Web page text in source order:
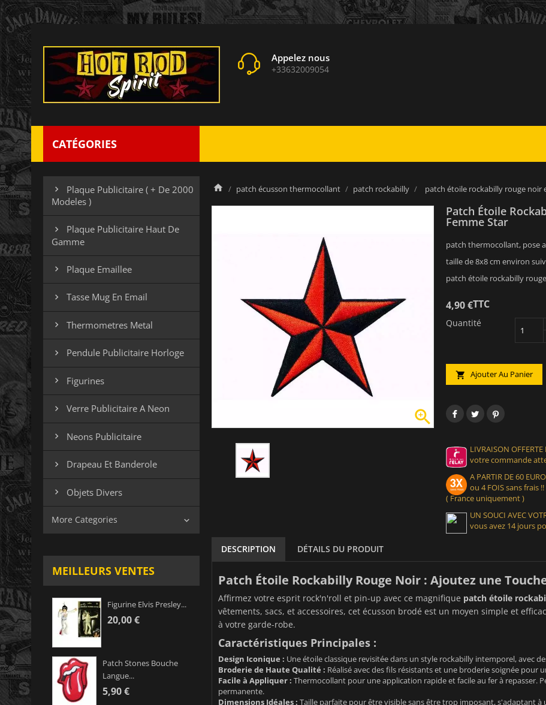
Appelez nous
+33632009054
CATÉGORIES

Plaque Publicitaire ( + De 2000
Modeles )

Plaque Publicitaire Haut De
Gamme
 Plaque Emaillee
 Tasse Mug En Email
 Thermometres Metal
 Pendule Publicitaire Horloge
 Figurines
 Verre Publicitaire A Neon
 Neons Publicitaire
 Drapeau Et Banderole
 Objets Divers
More Categories 
MEILLEURS VENTES
Figurine Elvis Presley...
20,00 €
Patch Stones Bouche
Langue...
5,90 €
patch écusson thermocollant patch rockabilly patch étoile rockabilly rouge noir

Patch Étoile
Femme Star
patch thermocollant, pose
taille de 8x8 cm environ
patch étoile rockabilly
4,90 €TTC
Quantité
 Ajouter Au Panier
LIVRAISON
votre commande
A PARTIR DE 60
ou 4 FOIS sans frais !!
( France uniquement )
UN SOUCI AVEC
vous avez 14 jours
DESCRIPTION DÉTAILS DU PRODUIT
Patch Étoile Rockabilly Rouge Noir : Ajoutez une
Affirmez votre esprit rock'n'roll et pin-up avec ce magnifique patch étoile
vêtements, sacs, et accessoires, cet écusson brodé est un moyen simple et
à votre garde-robe.
Caractéristiques Principales :
Design Iconique : Une étoile classique revisitée dans un style rockabilly intemporel, avec
Broderie de Haute Qualité : Réalisé avec des fils résistants et une broderie soignée pour
Facile à Appliquer : Thermocollant pour une application rapide et facile au fer à repasser.
permanente.
Dimensions Idéales : Taille parfaite pour être visible sans être trop imposant, s'adaptant